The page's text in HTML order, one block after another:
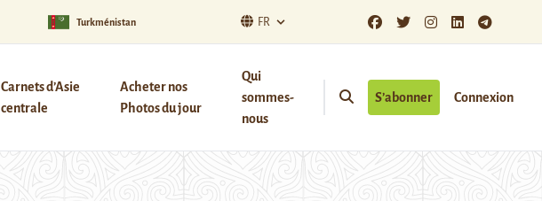
Turkménistan FR
Carnets d’Asie
centrale
Acheter nos
Photos du jour
Qui
sommes-
nous
S’abonner Connexion